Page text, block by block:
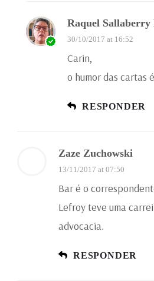
Raquel Sallaberry
30/10/2017 at 16:52
Carin,
o humor das cartas
RESPONDER
Zaze Zuchowski
13/11/2017 at 07:50
Bar é o
Lefroy teve uma
advocacia.
RESPONDER